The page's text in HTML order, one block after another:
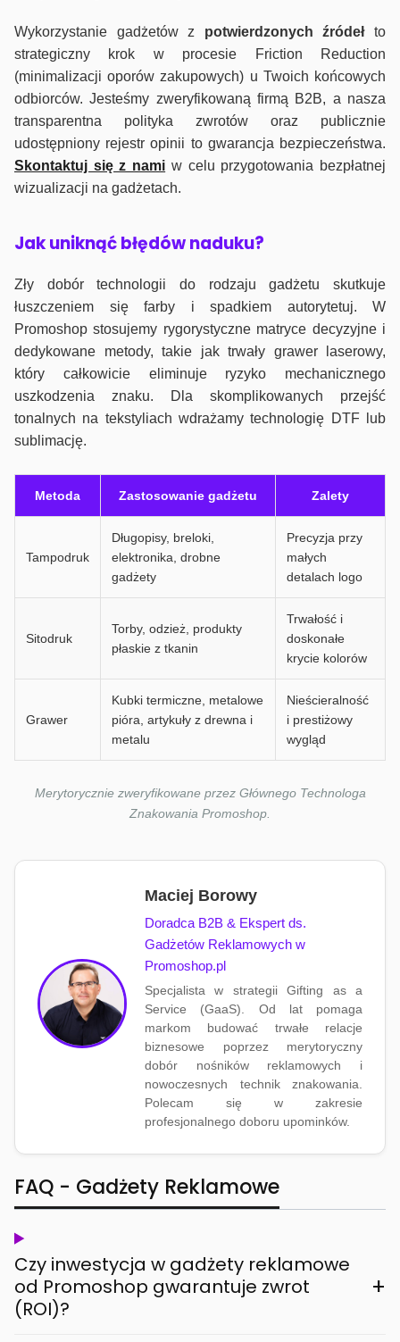
Wykorzystanie gadżetów z potwierdzonych źródełto
strategiczny krok w procesie Friction Reduction
(minimalizacji oporów zakupowych) u Twoich końcowych
odbiorców. Jesteśmy zweryfikowaną firmą B2B, a nasza
transparentna polityka zwrotów oraz publicznie
udostępniony rejestr opinii to gwarancja bezpieczeństwa.
Skontaktuj się z nami w celu przygotowania bezpłatnej
wizualizacji na gadżetach.
Jak uniknąć błędów naduku?
Zły dobór technologii do rodzaju gadżetu skutkuje
łuszczeniem się farby i spadkiem autorytetuj. W
Promoshop stosujemy rygorystyczne matryce decyzyjne i
dedykowane metody, takie jak trwały grawer laserowy,
który całkowicie eliminuje ryzyko mechanicznego
uszkodzenia znaku. Dla skomplikowanych przejść
tonalnych na tekstyliach wdrażamy technologię DTF lub
sublimację.
Metoda Zastosowanie gadżetu Zalety
Tampodruk
Długopisy, breloki,
elektronika, drobne
gadżety
Precyzja przy
małych
detalach logo
Sitodruk
Torby, odzież, produkty
płaskie z tkanin
Trwałość i
doskonałe
krycie kolorów
Grawer
Kubki termiczne, metalowe
pióra, artykuły z drewna i
metalu
Nieścieralność
i prestiżowy
wygląd
Merytorycznie zweryfikowane przez Głównego Technologa
Znakowania Promoshop.
Maciej Borowy
Doradca B2B & Ekspert ds.
Gadżetów Reklamowych w
Promoshop.pl
Specjalista w strategii Gifting as a
Service (GaaS). Od lat pomaga
markom budować trwałe relacje
biznesowe poprzez merytoryczny
dobór nośników reklamowych i
nowoczesnych technik znakowania.
Polecam się w zakresie
profesjonalnego doboru upominków.
FAQ - Gadżety Reklamowe
Czy inwestycja w gadżety reklamowe
od Promoshop gwarantuje zwrot
(ROI)?
+